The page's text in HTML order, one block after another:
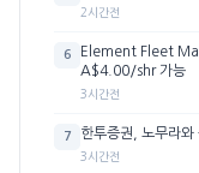
2시간전
6
Element Fleet
A$4.00/shr 가능
3시간전
7 한투증권, 노무라
3시간전